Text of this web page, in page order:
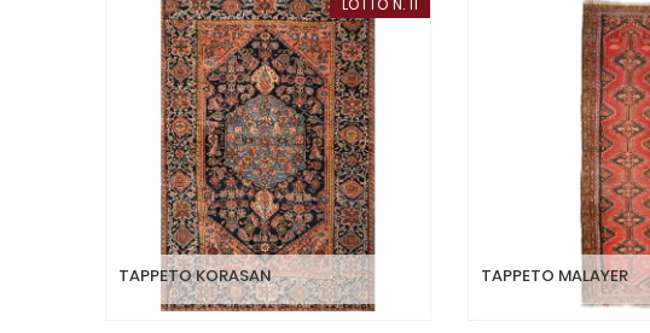
LOTTO N. 11
TAPPETO KORASAN TAPPETO MALAYER